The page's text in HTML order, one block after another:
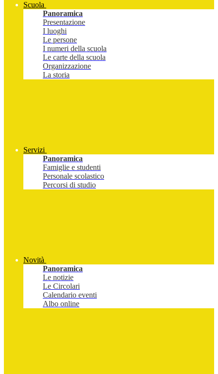
Scuola
Panoramica
Presentazione
I luoghi
Le persone
I numeri della scuola
Le carte della scuola
Organizzazione
La storia
Servizi
Panoramica
Famiglie e studenti
Personale scolastico
Percorsi di studio
Novità
Panoramica
Le notizie
Le Circolari
Calendario eventi
Albo online